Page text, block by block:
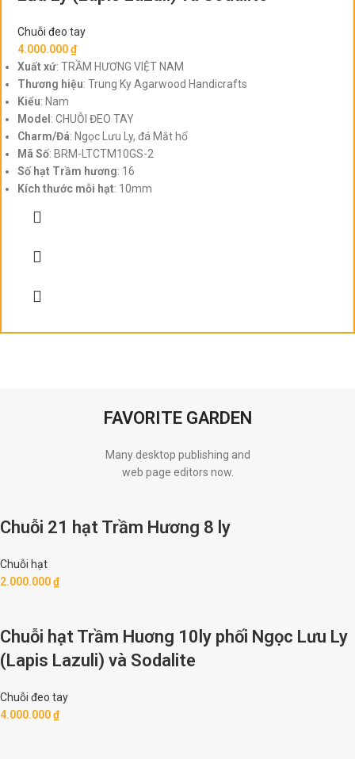
Chuỗi đeo tay
4.000.000₫
Xuất xứ: TRẦM HƯƠNG VIỆT NAM
Thương hiệu: Trung Ky Agarwood Handicrafts
Kiểu: Nam
Model : CHUỖI ĐEO TAY
Charm/Đá: Ngọc Lưu Ly, đá Mắt hổ
Mã Số: BRM-LTCTM10GS-2
Số hạt Trầm hương: 16
Kích thước mỗi hạt: 10mm
FAVORITE GARDEN
Many desktop publishing and
web page editors now.
Chuỗi 21 hạt Trầm Hương 8 ly
Chuỗi hạt
2.000.000₫
Chuỗi hạt Trầm Huơng 10ly phối Ngọc Lưu Ly
(Lapis Lazuli) và Sodalite
Chuỗi đeo tay
4.000.000₫